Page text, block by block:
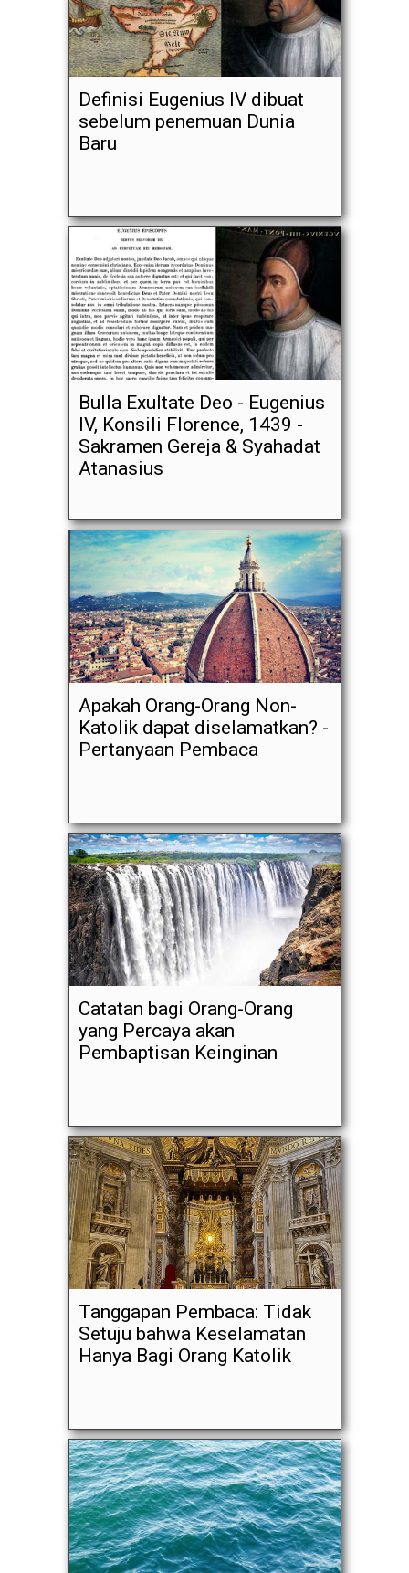
Definisi Eugenius IV dibuat
sebelum penemuan Dunia
Baru
Bulla Exultate Deo - Eugenius
IV, Konsili Florence, 1439 -
Sakramen Gereja & Syahadat
Atanasius
Apakah Orang-Orang Non-
Katolik dapat diselamatkan? -
Pertanyaan Pembaca
Catatan bagi Orang-Orang
yang Percaya akan
Pembaptisan Keinginan
Tanggapan Pembaca: Tidak
Setuju bahwa Keselamatan
Hanya Bagi Orang Katolik